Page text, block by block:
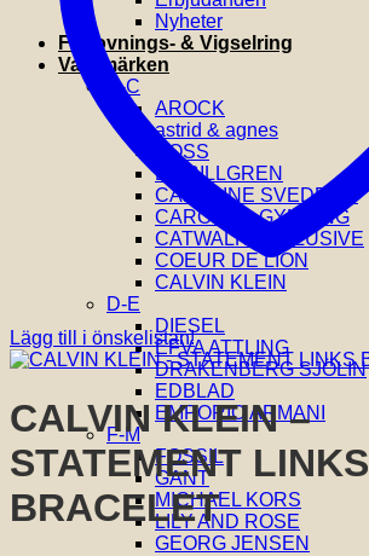
Nyheter
Förlovnings- & Vigselring
Varumärken
A-C
AROCK
astrid & agnes
BOSS
BY BILLGREN
CAROLINE SVEDBOM
CAROLINA GYNNING
CATWALK EXCLUSIVE
COEUR DE LION
CALVIN KLEIN
D-E
DIESEL
EFVA ATTLING
DRAKENBERG SJÖLIN
EDBLAD
EMPORIO ARMANI
F-M
FOSSIL
GANT
MICHAEL KORS
LILY AND ROSE
GEORG JENSEN
Lägg till i önskelistan!
CALVIN KLEIN –
STATEMENT LINKS
BRACELET